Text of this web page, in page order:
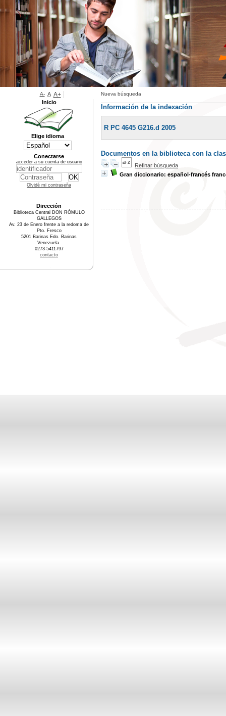
Nueva búsqueda
Información de la indexación
R PC 4645 G216.d 2005
Documentos en la biblioteca con la
Refinar búsqueda
Gran diccionario: español-francés
A- A A+
Inicio
Elige idioma
Conectarse
acceder a su cuenta de usuario
Olvidé mi contraseña
Dirección
Biblioteca Central DON RÓMULO
GALLEGOS
Av. 23 de Enero frente a la redoma de
Pto. Fresco
5201 Barinas Edo. Barinas
Venezuela
0273-5411797
contacto